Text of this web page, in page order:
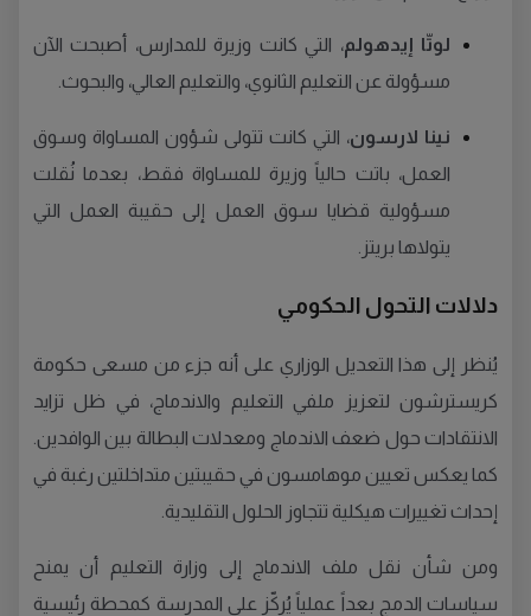
لوتّا إيدهولم، التي كانت وزيرة للمدارس، أصبحت الآن
مسؤولة عن التعليم الثانوي، والتعليم العالي، والبحوث.
نينا لارسون، التي كانت تتولى شؤون المساواة وسوق
العمل، باتت حالياً وزيرة للمساواة فقط، بعدما نُقلت
مسؤولية قضايا سوق العمل إلى حقيبة العمل التي
يتولاها بريتز.
دلالات التحول الحكومي
يُنظر إلى هذا التعديل الوزاري على أنه جزء من مسعى حكومة
كريسترشون لتعزيز ملفي التعليم والاندماج، في ظل تزايد
الانتقادات حول ضعف الاندماج ومعدلات البطالة بين الوافدين.
كما يعكس تعيين موهامسون في حقيبتين متداخلتين رغبة في
إحداث تغييرات هيكلية تتجاوز الحلول التقليدية.
ومن شأن نقل ملف الاندماج إلى وزارة التعليم أن يمنح
سياسات الدمج بعداً عملياً يُركّز على المدرسة كمحطة رئيسية